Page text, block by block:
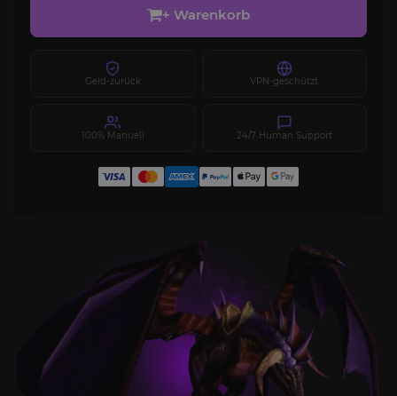
+ Warenkorb
Geld-zurück VPN-geschützt
100% Manuell 24/7 Human Support